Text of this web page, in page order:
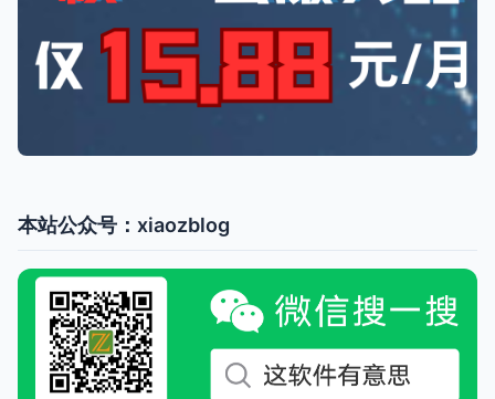
本站公众号：xiaozblog